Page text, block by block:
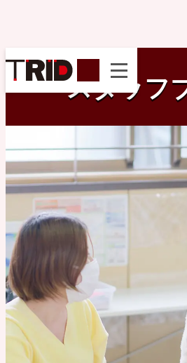
instagram
スタッフ